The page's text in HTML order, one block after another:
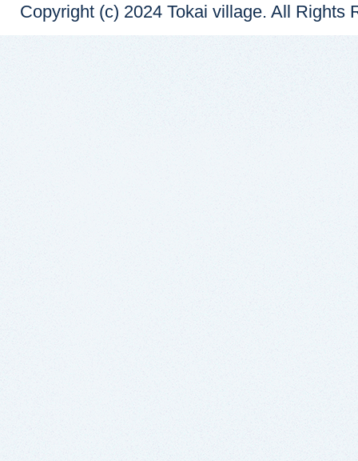
Copyright (c) 2024 Tokai village. All Rights